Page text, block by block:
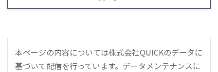
本ページの内容については株式会社QUICKのデータに
基づいて配信を行っています。データメンテナンスに